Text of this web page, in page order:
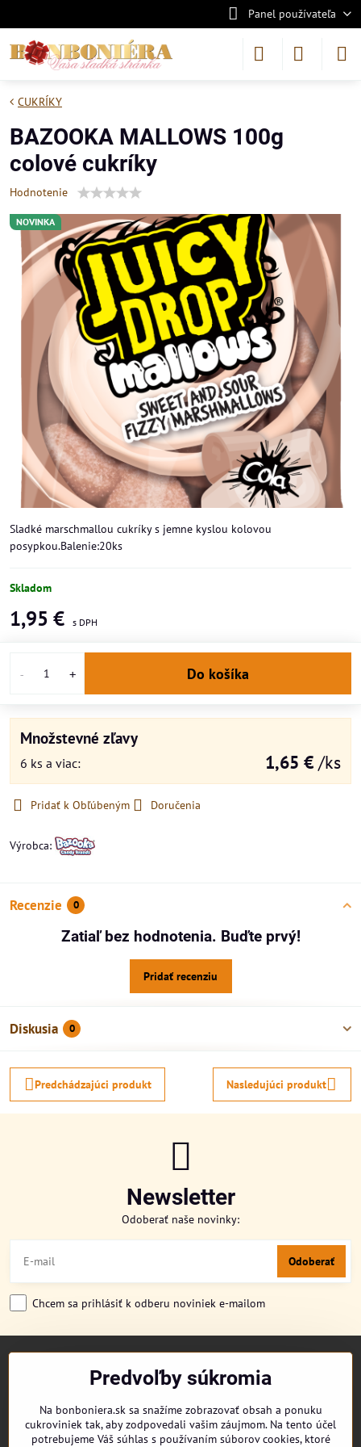
Panel používateľa
NOVINKA
CUKRÍKY
BAZOOKA MALLOWS 100g
colové cukríky
Hodnotenie
Sladké marschmallou cukríky s jemne kyslou kolovou
posypkou.Balenie:20ks
Skladom
1,95 €
Do košíka
Množstevné zľavy
6 ks a viac: 1,65 € /ks
Pridať k Obľúbeným Doručenia
Výrobca:
Recenzie 0
Zatiaľ bez hodnotenia. Buďte prvý!
Pridať recenziu
Diskusia 0
Predchádzajúci produkt Nasledujúci produkt
Newsletter
Odoberať naše novinky:
Odoberať
Chcem sa prihlásiť k odberu noviniek e-mailom
DORUČENIE OBJEDNÁVKY
REKLAMAČNÉ PODMIENKY
Predvoľby súkromia
Na bonboniera.sk sa snažíme zobrazovať obsah a ponuku
cukroviniek tak, aby zodpovedali vašim záujmom. Na tento účel
potrebujeme Váš súhlas s používaním súborov cookies, ktoré